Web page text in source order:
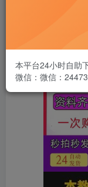
本平台24小时自助
微信：微信：